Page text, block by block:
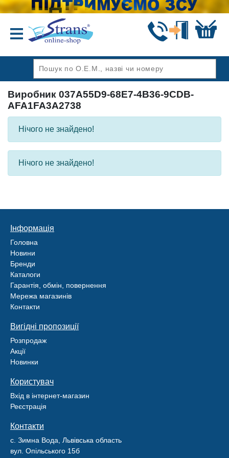
Виробник 037A55D9-68E7-4B36-9CDB-
AFA1FA3A2738
Нічого не знайдено!
Нічого не знайдено!
Інформація
Головна
Новини
Бренди
Каталоги
Гарантія, обмін, повернення
Мережа магазинів
Контакти
Вигідні пропозиції
Розпродаж
Акції
Новинки
Користувач
Вхід в інтернет-магазин
Реєстрація
Контакти
с. Зимна Вода, Львівська область
вул. Опільського 15б